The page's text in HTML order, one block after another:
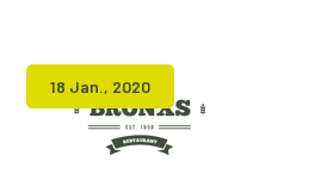
18 Jan., 2020